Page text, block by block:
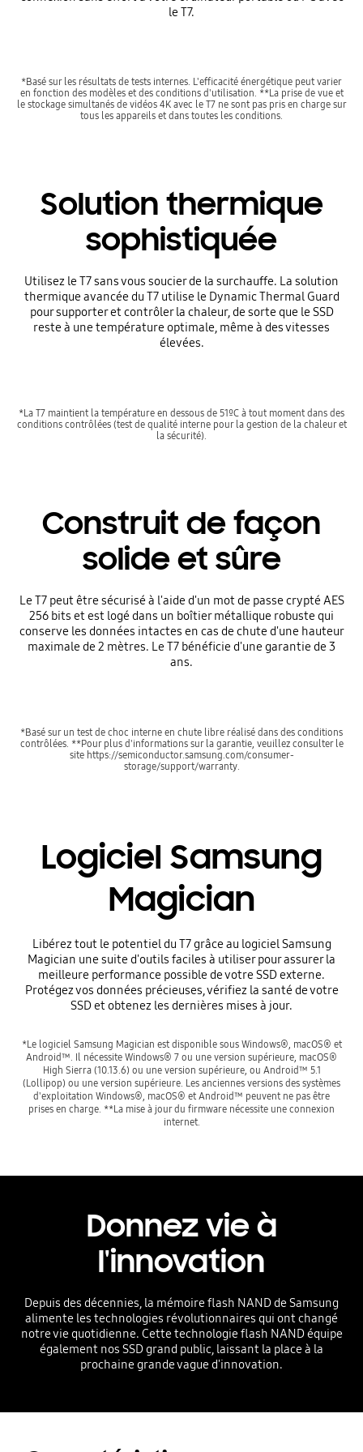
le T7.
*Basé sur les résultats de tests internes. L'efficacité énergétique peut varier
en fonction des modèles et des conditions d'utilisation. **La prise de vue et
le stockage simultanés de vidéos 4K avec le T7 ne sont pas pris en charge sur
tous les appareils et dans toutes les conditions.
Solution thermique
sophistiquée
Utilisez le T7 sans vous soucier de la surchauffe. La solution
thermique avancée du T7 utilise le Dynamic Thermal Guard
pour supporter et contrôler la chaleur, de sorte que le SSD
reste à une température optimale, même à des vitesses
élevées.
*La T7 maintient la température en dessous de 51ºC à tout moment dans des
conditions contrôlées (test de qualité interne pour la gestion de la chaleur et
la sécurité).
Construit de façon
solide et sûre
Le T7 peut être sécurisé à l'aide d'un mot de passe crypté AES
256 bits et est logé dans un boîtier métallique robuste qui
conserve les données intactes en cas de chute d'une hauteur
maximale de 2 mètres. Le T7 bénéficie d'une garantie de 3
ans.
*Basé sur un test de choc interne en chute libre réalisé dans des conditions
contrôlées. **Pour plus d'informations sur la garantie, veuillez consulter le
site https://semiconductor.samsung.com/consumer-
storage/support/warranty.
Logiciel Samsung
Magician
Libérez tout le potentiel du T7 grâce au logiciel Samsung
Magician une suite d'outils faciles à utiliser pour assurer la
meilleure performance possible de votre SSD externe.
Protégez vos données précieuses, vérifiez la santé de votre
SSD et obtenez les dernières mises à jour.
*Le logiciel Samsung Magician est disponible sous Windows®, macOS® et
Android™. Il nécessite Windows® 7 ou une version supérieure, macOS®
High Sierra (10.13.6) ou une version supérieure, ou Android™ 5.1
(Lollipop) ou une version supérieure. Les anciennes versions des systèmes
d'exploitation Windows®, macOS® et Android™ peuvent ne pas être
prises en charge. **La mise à jour du firmware nécessite une connexion
internet.
Donnez vie à
l'innovation
Depuis des décennies, la mémoire flash NAND de Samsung
alimente les technologies révolutionnaires qui ont changé
notre vie quotidienne. Cette technologie flash NAND équipe
également nos SSD grand public, laissant la place à la
prochaine grande vague d'innovation.